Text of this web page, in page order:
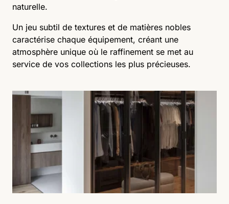
naturelle.
Un jeu subtil de textures et de matières nobles
caractérise chaque équipement, créant une
atmosphère unique où le raffinement se met au
service de vos collections les plus précieuses.